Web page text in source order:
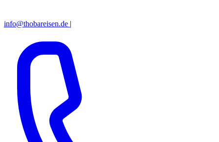
info@thobareisen.de |